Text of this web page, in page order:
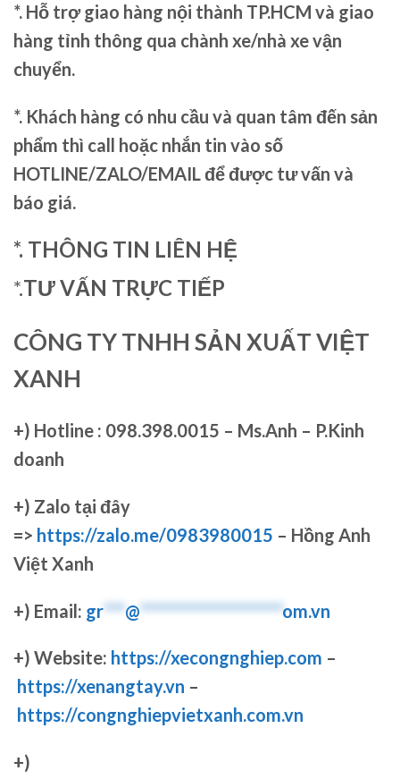
*. Hỗ trợ giao hàng nội thành TP.HCM và giao
hàng tỉnh thông qua chành xe/nhà xe vận
chuyển.
*. Khách hàng có nhu cầu và quan tâm đến sản
phẩm thì call hoặc nhắn tin vào số
HOTLINE/ZALO/EMAIL để được tư vấn và
báo giá.
*. THÔNG TIN LIÊN HỆ
*.TƯ VẤN TRỰC TIẾP
CÔNG TY TNHH SẢN XUẤT VIỆT
XANH
+) Hotline : 098.398.0015 – Ms.Anh – P.Kinh
doanh
+) Zalo tại đây
=> https://zalo.me/0983980015 – Hồng Anh
Việt Xanh
+) Email: gr***@********************om.vn
+) Website: https://xecongnghiep.com –
https://xenangtay.vn –
https://congnghiepvietxanh.com.vn
+)